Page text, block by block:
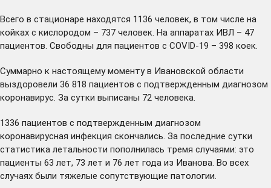
Всего в стационаре находятся 1136 человек, в том числе на
койках с кислородом – 737 человек. На аппаратах ИВЛ – 47
пациентов. Свободны для пациентов с COVID-19 – 398 коек.
Суммарно к настоящему моменту в Ивановской области
выздоровели 36 818 пациентов с подтвержденным диагнозом
коронавирус. За сутки выписаны 72 человека.
1336 пациентов с подтвержденным диагнозом
коронавирусная инфекция скончались. За последние сутки
статистика летальности пополнилась тремя случаями: это
пациенты 63 лет, 73 лет и 76 лет года из Иванова. Во всех
случаях были тяжелые сопутствующие патологии.